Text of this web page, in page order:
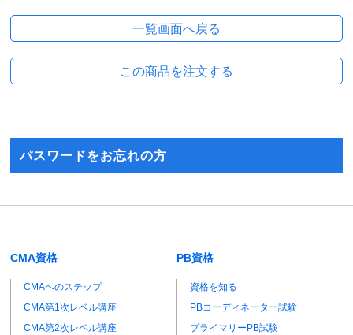
パスワードをお忘れの方
CMA資格
CMAへのステップ
CMA第1次レベル講座
CMA第2次レベル講座
PB資格
資格を知る
PBコーディネーター試験
プライマリーPB試験